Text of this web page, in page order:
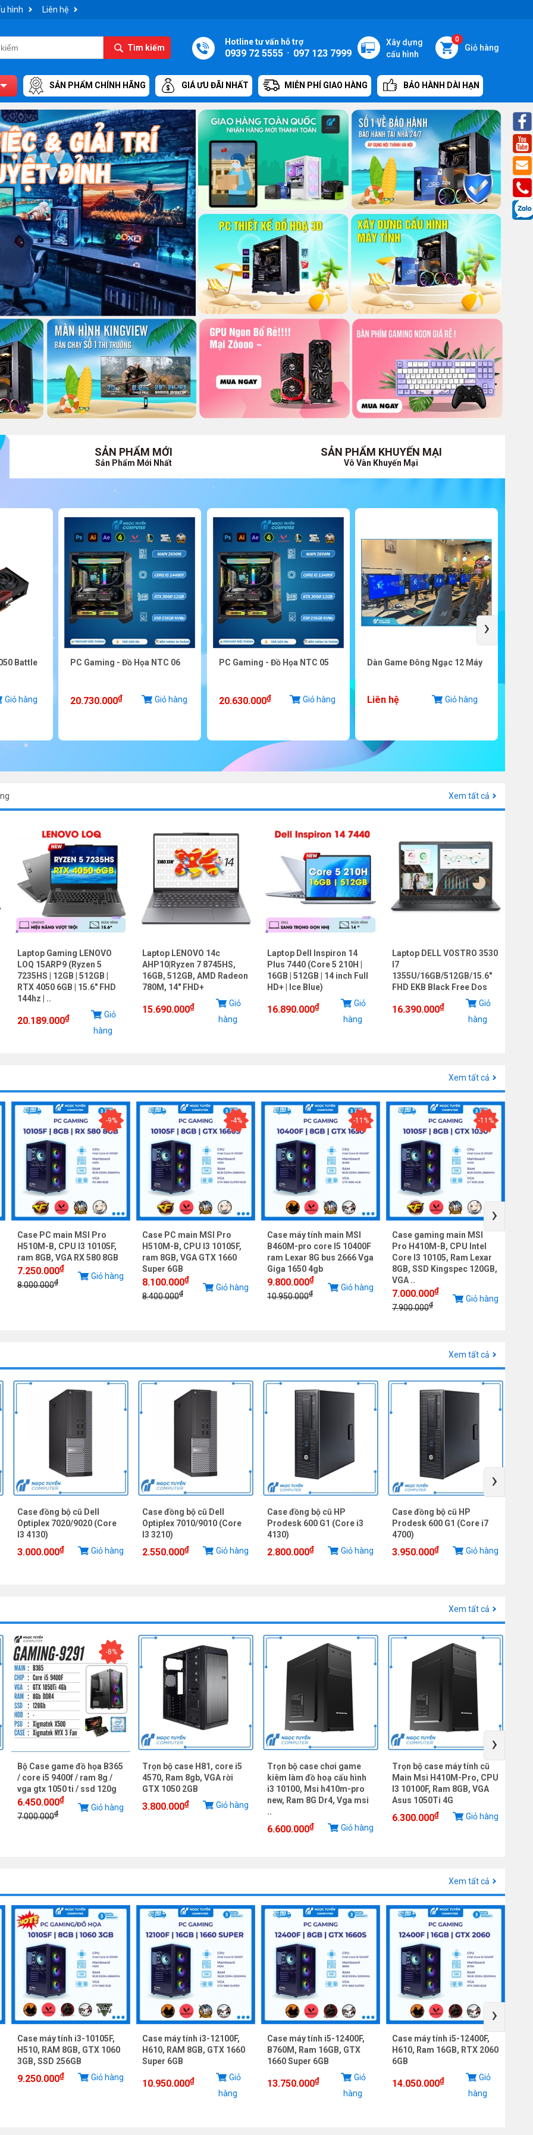
hình Liên hệ
Tìm kiếm
0
Giỏ hàng
Xây dựng
cấu hình
Hotline tư vấn hỗ trợ
0939 72 5555 - 097 123 7999
SẢN PHẨM CHÍNH HÃNG GIÁ ƯU ĐÃI NHẤT MIỄN PHÍ GIAO HÀNG BẢO HÀNH DÀI HẠN
SẢN PHẨM MỚI
Sản Phẩm Mới Nhất
SẢN PHẨM KHUYẾN MẠI
Vô Vàn Khuyến Mại
Battle
Giỏ hàng
PC Gaming - Đồ Họa NTC 06
20.730.000₫ Giỏ hàng
PC Gaming - Đồ Họa NTC 05
20.630.000₫ Giỏ hàng
Dàn Game Đông Ngạc 12 Máy
Liên hệ Giỏ hàng
›
Xem tất cả
Laptop Gaming LENOVO
LOQ 15ARP9 (Ryzen 5
7235HS | 12GB | 512GB |
RTX 4050 6GB | 15.6" FHD
144hz | ..
20.189.000₫
Giỏ
hàng
Laptop LENOVO 14c
AHP10|Ryzen 7 8745HS,
16GB, 512GB, AMD Radeon
780M, 14" FHD+
15.690.000₫
Giỏ
hàng
Laptop Dell Inspiron 14
Plus 7440 (Core 5 210H |
16GB | 512GB | 14 inch Full
HD+ | Ice Blue)
16.890.000₫
Giỏ
hàng
Laptop DELL VOSTRO 3530
I7
1355U/16GB/512GB/15.6"
FHD EKB Black Free Dos
16.390.000₫
Giỏ
hàng
Xem tất cả
-9%
Case PC main MSI Pro
H510M-B, CPU I3 10105F,
ram 8GB, VGA RX 580 8GB
7.250.000₫
8.000.000₫
Giỏ hàng
-4%
Case PC main MSI Pro
H510M-B, CPU I3 10105F,
ram 8GB, VGA GTX 1660
Super 6GB
8.100.000₫
8.400.000₫
Giỏ hàng
-11%
Case máy tính main MSI
B460M-pro core I5 10400F
ram Lexar 8G bus 2666 Vga
Giga 1650 4gb
9.800.000₫
10.950.000₫
Giỏ hàng
-11%
Case gaming main MSI
Pro H410M-B, CPU Intel
Core I3 10105, Ram Lexar
8GB, SSD Kingspec 120GB,
VGA ..
7.000.000₫
7.900.000₫
Giỏ hàng
›
Xem tất cả
Case đồng bộ cũ Dell
Optiplex 7020/9020 (Core
I3 4130)
3.000.000₫ Giỏ hàng
Case đồng bộ cũ Dell
Optiplex 7010/9010 (Core
I3 3210)
2.550.000₫ Giỏ hàng
Case đồng bộ cũ HP
Prodesk 600 G1 (Core i3
4130)
2.800.000₫ Giỏ hàng
Case đồng bộ cũ HP
Prodesk 600 G1 (Core i7
4700)
3.950.000₫ Giỏ hàng
›
Xem tất cả
-8%
Bộ Case game đồ họa B365
/ core i5 9400f / ram 8g /
vga gtx 1050 ti / ssd 120g
6.450.000₫
7.000.000₫
Giỏ hàng
Trọn bộ case H81, core i5
4570, Ram 8gb, VGA rời
GTX 1050 2GB
3.800.000₫ Giỏ hàng
Trọn bộ case chơi game
kiêm làm đồ hoạ cấu hình
i3 10100, Msi h410m-pro
new, Ram 8G Dr4, Vga msi
..
6.600.000₫ Giỏ hàng
Trọn bộ case máy tính cũ
Main Msi H410M-Pro, CPU
I3 10100F, Ram 8GB, VGA
Asus 1050Ti 4G
6.300.000₫ Giỏ hàng
›
Xem tất cả
Case máy tính i3-10105F,
H510, RAM 8GB, GTX 1060
3GB, SSD 256GB
9.250.000₫ Giỏ hàng
Case máy tính i3-12100F,
H610, RAM 8GB, GTX 1660
Super 6GB
10.950.000₫
Giỏ
hàng
Case máy tính i5-12400F,
B760M, Ram 16GB, GTX
1660 Super 6GB
13.750.000₫
Giỏ
hàng
Case máy tính i5-12400F,
H610, Ram 16GB, RTX 2060
6GB
14.050.000₫
Giỏ
hàng
›